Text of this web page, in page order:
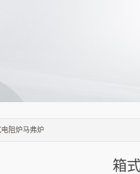
阻炉马弗炉
箱